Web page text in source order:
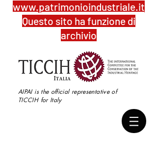
www.patrimonioindustriale.it
Questo sito ha funzione di
archivio
AIPAI is the official representative of
TICCIH for Italy